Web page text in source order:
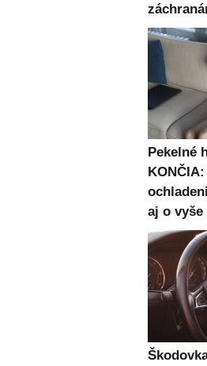
Pekelné
aj o vyše